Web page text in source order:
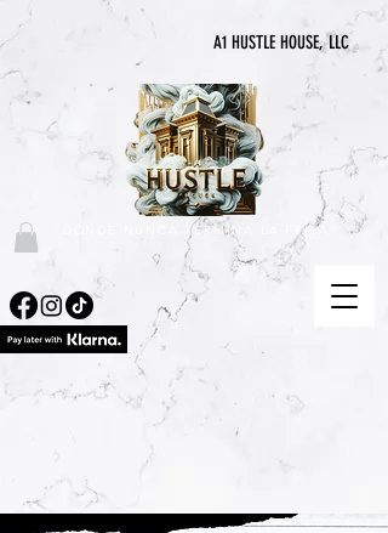
A1 HUSTLE HOUSE, LLC
"DONDE NUNCA TERMINA LA PRISA"